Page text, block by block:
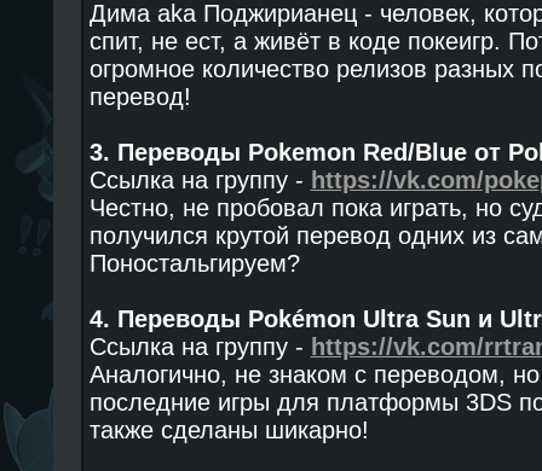
Дима aka Поджирианец - человек,
спит, не ест, а живёт в коде покеигр.
огромное количество релизов разных
перевод!
3. Переводы Pokemon Red/Blue от
Ссылка на группу - https://vk.com/
Честно, не пробовал пока играть, но
получился крутой перевод одних из
Поностальгируем?
4. Переводы Pokémon Ultra Sun и
Ссылка на группу - https://vk.com/
Аналогично, не знаком с переводом, но
последние игры для платформы 3DS
также сделаны шикарно!